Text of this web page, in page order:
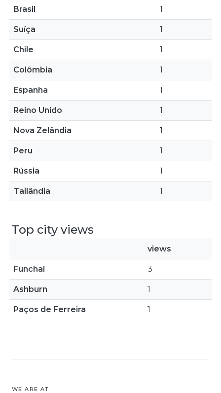
Brasil 1
Suíça 1
Chile 1
Colômbia 1
Espanha 1
Reino Unido 1
Nova Zelândia 1
Peru 1
Rússia 1
Tailândia 1
Top city views
views
Funchal 3
Ashburn 1
Paços de Ferreira 1
WE ARE AT: